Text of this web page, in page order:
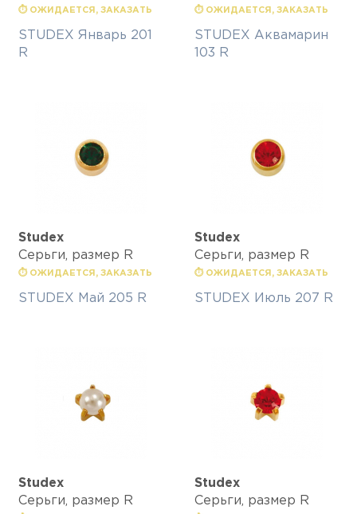
⏱ ОЖИДАЕТСЯ, ЗАКАЗАТЬ
STUDEX Январь 201
R
⏱ ОЖИДАЕТСЯ, ЗАКАЗАТЬ
STUDEX Аквамарин
103 R
Studex
Серьги, размер R
⏱ ОЖИДАЕТСЯ, ЗАКАЗАТЬ
STUDEX Май 205 R
Studex
Серьги, размер R
⏱ ОЖИДАЕТСЯ, ЗАКАЗАТЬ
STUDEX Июль 207 R
Studex
Серьги, размер R
Studex
Серьги, размер R